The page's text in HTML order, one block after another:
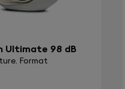
du mode
appuyez deux fois
fois et maintenez
Ultimate 98 dB
Format